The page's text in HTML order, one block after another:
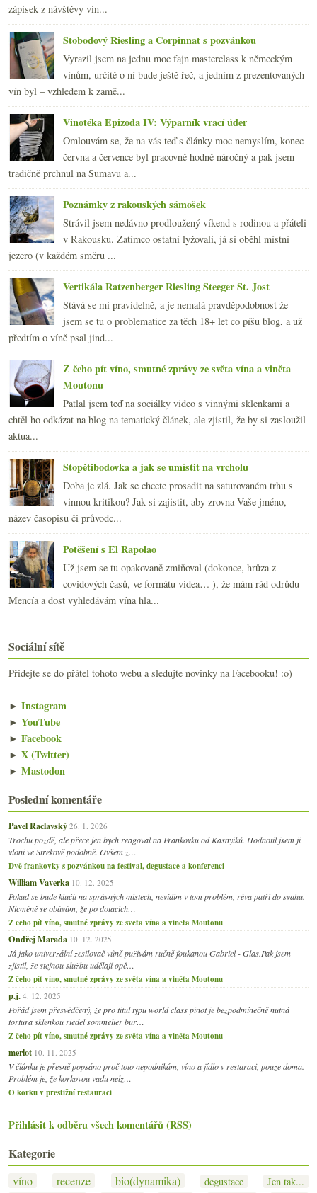
zápisek z návštěvy vin...
Stobodový Riesling a Corpinnat s pozvánkou
Vyrazil jsem na jednu moc fajn masterclass k německým
vínům, určitě o ní bude ještě řeč, a jedním z prezentovaných
vín byl – vzhledem k zamě...
Vinotéka Epizoda IV: Výparník vrací úder
Omlouvám se, že na vás teď s články moc nemyslím, konec
června a července byl pracovně hodně náročný a pak jsem
tradičně prchnul na Šumavu a...
Poznámky z rakouských sámošek
Strávil jsem nedávno prodloužený víkend s rodinou a přáteli
v Rakousku. Zatímco ostatní lyžovali, já si oběhl místní
jezero (v každém směru ...
Vertikála Ratzenberger Riesling Steeger St. Jost
Stává se mi pravidelně, a je nemalá pravděpodobnost že
jsem se tu o problematice za těch 18+ let co píšu blog, a už
předtím o víně psal jind...
Z čeho pít víno, smutné zprávy ze světa vína a viněta
Moutonu
Patlal jsem teď na sociálky video s vinnými sklenkami a
chtěl ho odkázat na blog na tematický článek, ale zjistil, že by si zasloužil
aktua...
Stopětibodovka a jak se umístit na vrcholu
Doba je zlá. Jak se chcete prosadit na saturovaném trhu s
vinnou kritikou? Jak si zajistit, aby zrovna Vaše jméno,
název časopisu či průvodc...
Potěšení s El Rapolao
Už jsem se tu opakovaně zmiňoval (dokonce, hrůza z
covidových časů, ve formátu videa… ), že mám rád odrůdu
Mencía a dost vyhledávám vína hla...
Sociální sítě
Přidejte se do přátel tohoto webu a sledujte novinky na Facebooku! :o)
► Instagram
► YouTube
► Facebook
► X (Twitter)
► Mastodon
Poslední komentáře
Pavel Raclavský 26. 1. 2026
Trochu pozdě, ale přece jen bych reagoval na Frankovku od Kasnyiků. Hodnotil jsem ji
vloni ve Strekově podobně. Ovšem z…
Dvě frankovky s pozvánkou na festival, degustace a konferenci
William Vaverka 10. 12. 2025
Pokud se bude klučit na správných místech, nevidím v tom problém, réva patří do svahu.
Nicméně se obávám, že po dotacích…
Z čeho pít víno, smutné zprávy ze světa vína a viněta Moutonu
Ondřej Marada 10. 12. 2025
Já jako univerzální zesilovač vůně pužívám ručně foukanou Gabriel - Glas.Pak jsem
zjistil, že stejnou službu udělají opě…
Z čeho pít víno, smutné zprávy ze světa vína a viněta Moutonu
p.j. 4. 12. 2025
Pořád jsem přesvědčený, že pro titul typu world class pinot je bezpodmínečně nutná
tortura sklenkou riedel sommelier bur…
Z čeho pít víno, smutné zprávy ze světa vína a viněta Moutonu
merlot 10. 11. 2025
V článku je přesně popsáno proč toto nepodnikám, víno a jídlo v restaraci, pouze doma.
Problém je, že korkovou vadu nelz…
O korku v prestižní restauraci
Přihlásit k odběru všech komentářů (RSS)
Kategorie
víno recenze bio(dynamika) degustace
Jen tak...